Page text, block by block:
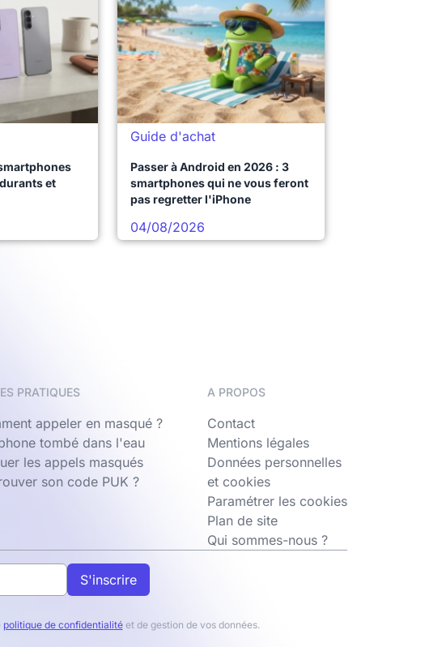
et
Guide d'achat
Passer à Android en 2026 : 3
smartphones qui ne vous feront
pas regretter l'iPhone
04/08/2026
PRATIQUES
appeler en masqué ?
tombé dans l'eau
les appels masqués
son code PUK ?
A PROPOS
Contact
Mentions légales
Données personnelles
et cookies
Paramétrer les cookies
Plan de site
Qui sommes-nous ?
S'inscrire
politique de confidentialitéet de gestion de vos données.